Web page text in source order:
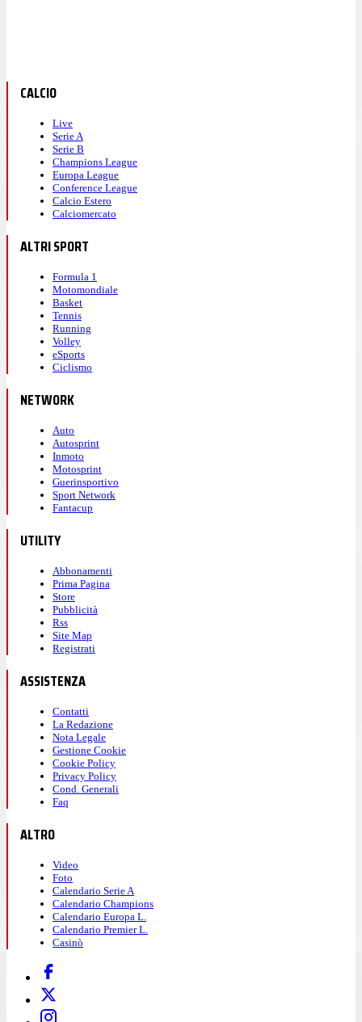
CALCIO
Live
Serie A
Serie B
Champions League
Europa League
Conference League
Calcio Estero
Calciomercato
ALTRI SPORT
Formula 1
Motomondiale
Basket
Tennis
Running
Volley
eSports
Ciclismo
NETWORK
Auto
Autosprint
Inmoto
Motosprint
Guerinsportivo
Sport Network
Fantacup
UTILITY
Abbonamenti
Prima Pagina
Store
Pubblicità
Rss
Site Map
Registrati
ASSISTENZA
Contatti
La Redazione
Nota Legale
Gestione Cookie
Cookie Policy
Privacy Policy
Cond. Generali
Faq
ALTRO
Video
Foto
Calendario Serie A
Calendario Champions
Calendario Europa L.
Calendario Premier L.
Casinò